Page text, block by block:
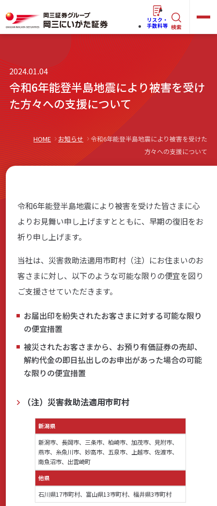
ー
ワ
ー
ド
で
探
す
らくらくネット情報便
法人(オーナー)さま向けサービス
商品・サービス
各種情報・セミナー
店舗のご案内
サポート・お手続き
採用情報
サステナビリティ
リスク・
手数料等 検索
キ
ー
ド
で
探
す
2024.01.04
令和6年能登半島地震により被害を受け
た方々への支援について
HOME お知らせ
令和6年能登半島地震により被害を受けた
方々への支援について
令和6年能登半島地震により被害を受けた皆さまに心
よりお見舞い申し上げますとともに、早期の復旧をお
祈り申し上げます。
当社は、災害救助法適用市町村（注）にお住まいのお
客さまに対し、以下のような可能な限りの便宜を図り
ご支援させていただきます。
お届出印を紛失されたお客さまに対する可能な限り
の便宜措置
被災されたお客さまから、お預り有価証券の売却、
解約代金の即日払出しのお申出があった場合の可能
な限りの便宜措置
（注）災害救助法適用市町村
新潟県
新潟市、長岡市、三条市、柏崎市、加茂市、見附市、
燕市、糸魚川市、妙高市、五泉市、上越市、佐渡市、
南魚沼市、出雲崎町
他県
石川県17市町村、富山県13市町村、福井県3市町村